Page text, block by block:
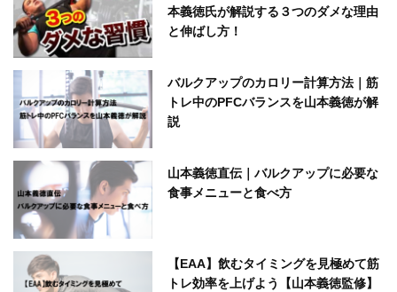
本義徳氏が解説する３つのダメな理由
と伸ばし方！
バルクアップのカロリー計算方法｜筋
トレ中のPFCバランスを山本義徳が解
説
山本義徳直伝｜バルクアップに必要な
食事メニューと食べ方
【EAA】飲むタイミングを見極めて筋
トレ効率を上げよう【山本義徳監修】